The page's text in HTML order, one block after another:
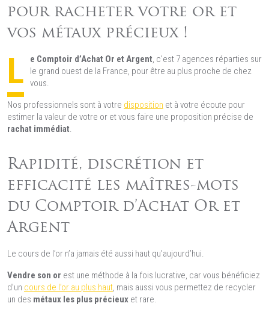
pour racheter votre or et
vos métaux précieux !
L e Comptoir d’Achat Or et Argent, c’est 7 agences réparties sur
le grand ouest de la France, pour être au plus proche de chez
vous.
Nos professionnels sont à votre disposition et à votre écoute pour
estimer la valeur de votre or et vous faire une proposition précise de
rachat immédiat.
Rapidité, discrétion et
efficacité les maîtres-mots
du Comptoir d’Achat Or et
Argent
Le cours de l’or n’a jamais été aussi haut qu’aujourd’hui.
Vendre son or est une méthode à la fois lucrative, car vous bénéficiez
d’un cours de l’or au plus haut, mais aussi vous permettez de recycler
un des métaux les plus précieux et rare.